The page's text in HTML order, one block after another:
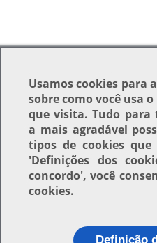
Usamoscookies para
sobre como você usa
que visita. Tudo para
a mais agradável
tipos de cookies
'Definições dos
concordo', você
cookies.